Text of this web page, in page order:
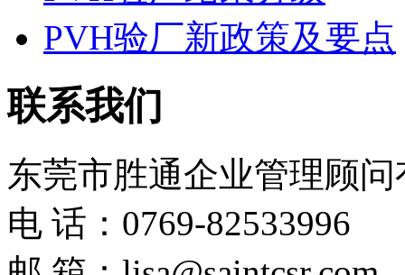
PVH验厂新政策及要点
联系我们
东莞市胜通企业管理顾
电 话：0769-82533996